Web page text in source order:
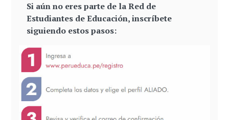
Si aún no eres parte de la Red de
Estudiantes de Educación, inscríbete
siguiendo estos pasos: